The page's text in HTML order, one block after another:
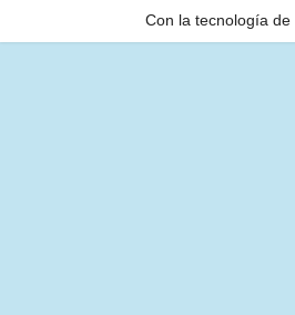
Con la tecnología de